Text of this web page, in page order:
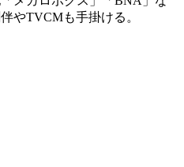
やTVCMも手掛ける。